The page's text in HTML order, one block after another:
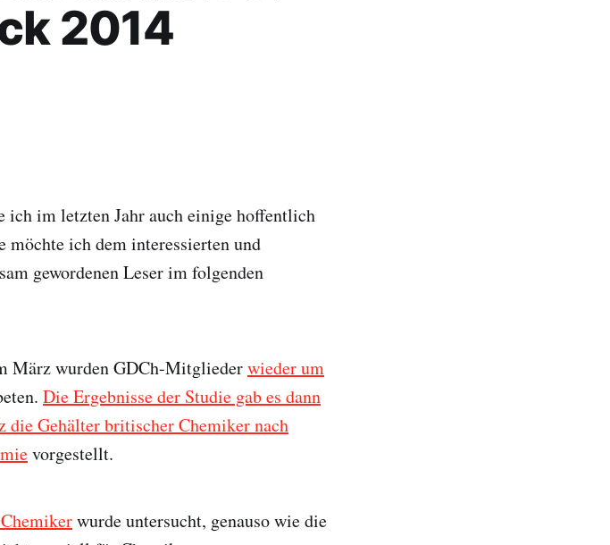
2014
ich im letzten Jahr auch einige hoffentlich
möchte ich dem interessierten und
gewordenen Leser im folgenden
März wurden GDCh-Mitgliederwieder um
Die Ergebnisse der Studie gab es dann
die Gehälter britischer Chemiker nach
vorgestellt.
wurde untersucht, genauso wie die